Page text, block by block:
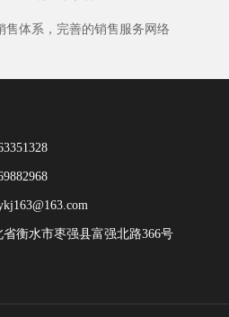
售体系，完善的销售服务网络
衡水市枣强县富强北路366号